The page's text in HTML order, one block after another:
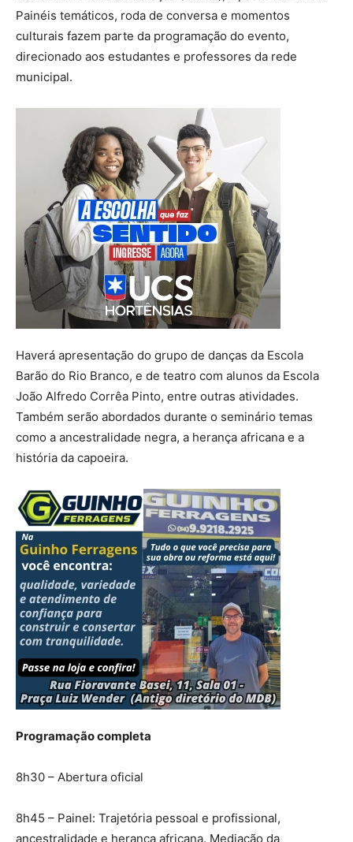
Painéis temáticos, roda de conversa e momentos
culturais fazem parte da programação do evento,
direcionado aos estudantes e professores da rede
municipal.
Haverá apresentação do grupo de danças da Escola
Barão do Rio Branco, e de teatro com alunos da Escola
João Alfredo Corrêa Pinto, entre outras atividades.
Também serão abordados durante o seminário temas
como a ancestralidade negra, a herança africana e a
história da capoeira.
Programação completa
8h30 – Abertura oficial
8h45 – Painel: Trajetória pessoal e profissional,
ancestralidade e herança africana. Mediação da